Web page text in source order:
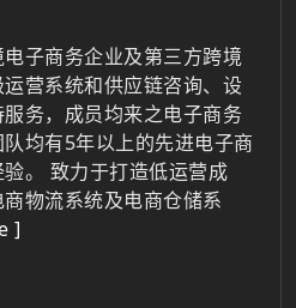
子商务企业及第三方跨境
营系统和供应链咨询、设
务，成员均来之电子商务
均有5年以上的先进电子商
。 致力于打造低运营成
物流系统及电商仓储系
]